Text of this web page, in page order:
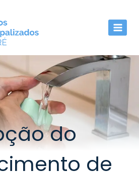
do
de